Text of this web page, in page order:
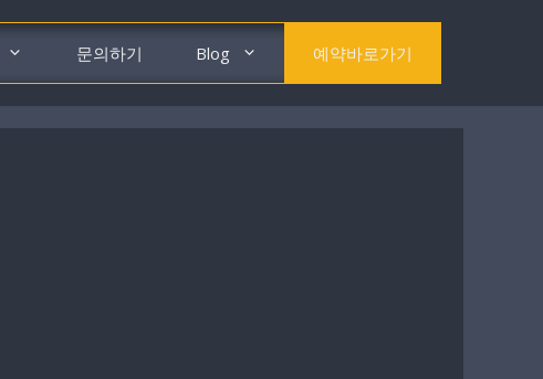
문의하기 Blog 예약바로가기